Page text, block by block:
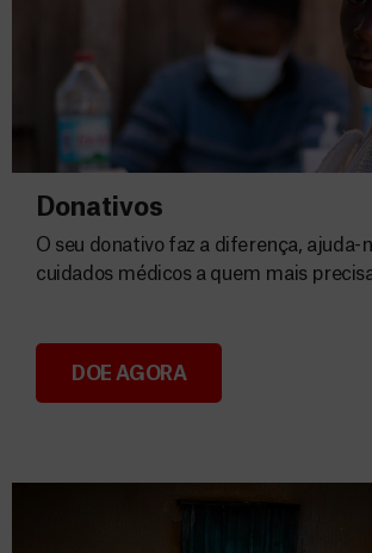
Donativos
Donativos
O seu donativo faz a diferença, ajuda-
cuidados médicos a quem mais
DOE AGORA